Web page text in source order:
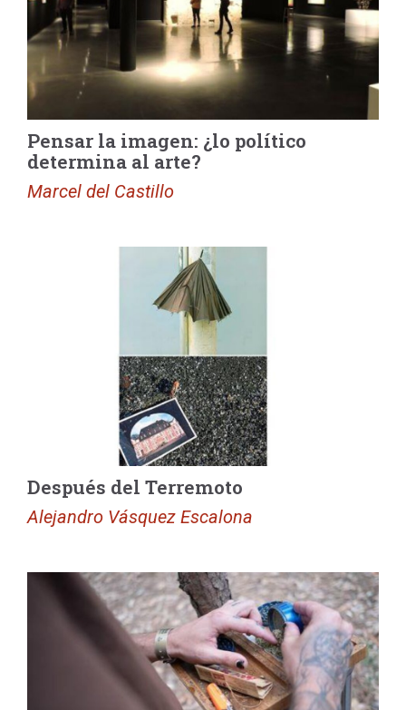
Pensar la imagen: ¿lo político
determina al arte?
Marcel del Castillo
Después del Terremoto
Alejandro Vásquez Escalona